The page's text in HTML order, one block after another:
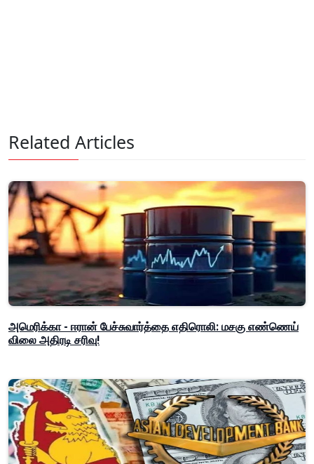
Related Articles
அமெரிக்கா - ஈரான் பேச்சுவார்த்தை எதிரொலி: மசகு எண்ணெய்
விலை அதிரடி சரிவு!